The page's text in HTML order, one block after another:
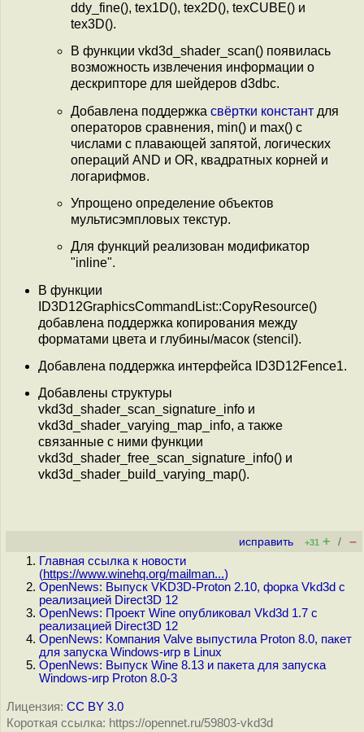
ddy_fine(), tex1D(), tex2D(), texCUBE() и
tex3D().
В функции vkd3d_shader_scan() появилась
возможность извлечения информации о
дескрипторе для шейдеров d3dbc.
Добавлена поддержка свёртки констант для
операторов сравнения, min() и max() с
числами с плавающей запятой, логических
операций AND и OR, квадратных корней и
логарифмов.
Упрощено определение объектов
мультисэмпловых текстур.
Для функций реализован модификатор
"inline".
В функции
ID3D12GraphicsCommandList::CopyResource()
добавлена поддержка копирования между
форматами цвета и глубины/масок (stencil).
Добавлена поддержка интерфейса ID3D12Fence1.
Добавлены структуры
vkd3d_shader_scan_signature_info и
vkd3d_shader_varying_map_info, а также
связанные с ними функции
vkd3d_shader_free_scan_signature_info() и
vkd3d_shader_build_varying_map().
исправить +31 + / –
Главная ссылка к новости
(https://www.winehq.org/mailman...)
OpenNews: Выпуск VKD3D-Proton 2.10, форка Vkd3d с
реализацией Direct3D 12
OpenNews: Проект Wine опубликовал Vkd3d 1.7 с
реализацией Direct3D 12
OpenNews: Компания Valve выпустила Proton 8.0, пакет
для запуска Windows-игр в Linux
OpenNews: Выпуск Wine 8.13 и пакета для запуска
Windows-игр Proton 8.0-3
Лицензия: CC BY 3.0
Короткая ссылка: https://opennet.ru/59803-vkd3d